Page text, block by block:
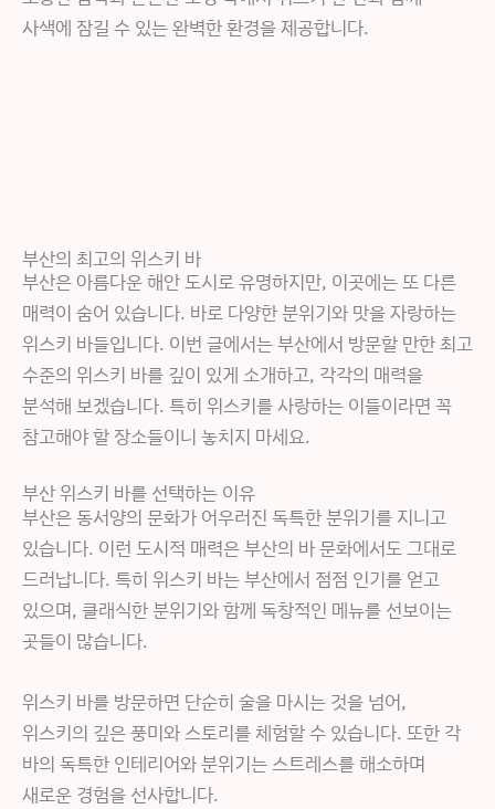
사색에 잠길 수 있는 완벽한 환경을 제공합니다.
부산의 최고의 위스키 바
부산은 아름다운 해안 도시로 유명하지만, 이곳에는 또 다른
매력이 숨어 있습니다. 바로 다양한 분위기와 맛을 자랑하는
위스키 바들입니다. 이번 글에서는 부산에서 방문할 만한 최고
수준의 위스키 바를 깊이 있게 소개하고, 각각의 매력을
분석해 보겠습니다. 특히 위스키를 사랑하는 이들이라면 꼭
참고해야 할 장소들이니 놓치지 마세요.
부산 위스키 바를 선택하는 이유
부산은 동서양의 문화가 어우러진 독특한 분위기를 지니고
있습니다. 이런 도시적 매력은 부산의 바 문화에서도 그대로
드러납니다. 특히 위스키 바는 부산에서 점점 인기를 얻고
있으며, 클래식한 분위기와 함께 독창적인 메뉴를 선보이는
곳들이 많습니다.
위스키 바를 방문하면 단순히 술을 마시는 것을 넘어,
위스키의 깊은 풍미와 스토리를 체험할 수 있습니다. 또한 각
바의 독특한 인테리어와 분위기는 스트레스를 해소하며
새로운 경험을 선사합니다.